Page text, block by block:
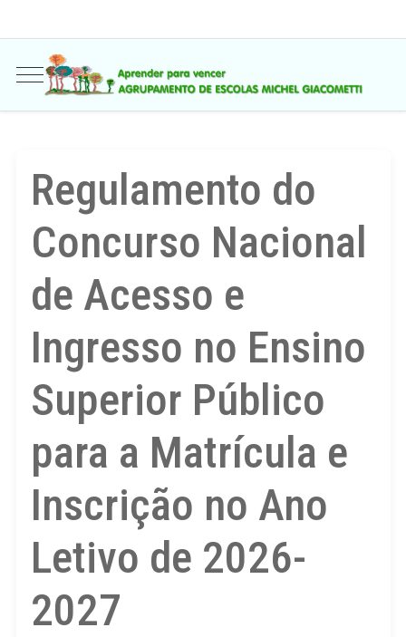
Regulamento do
Concurso Nacional
de Acesso e
Ingresso no Ensino
Superior Público
para a Matrícula e
Inscrição no Ano
Letivo de 2026-
2027